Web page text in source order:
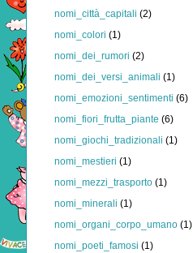
nomi_città_capitali (2)
nomi_colori (1)
nomi_dei_rumori (2)
nomi_dei_versi_animali (1)
nomi_emozioni_sentimenti (6)
nomi_fiori_frutta_piante (6)
nomi_giochi_tradizionali (1)
nomi_mestieri (1)
nomi_mezzi_trasporto (1)
nomi_minerali (1)
nomi_organi_corpo_umano (1)
nomi_poeti_famosi (1)